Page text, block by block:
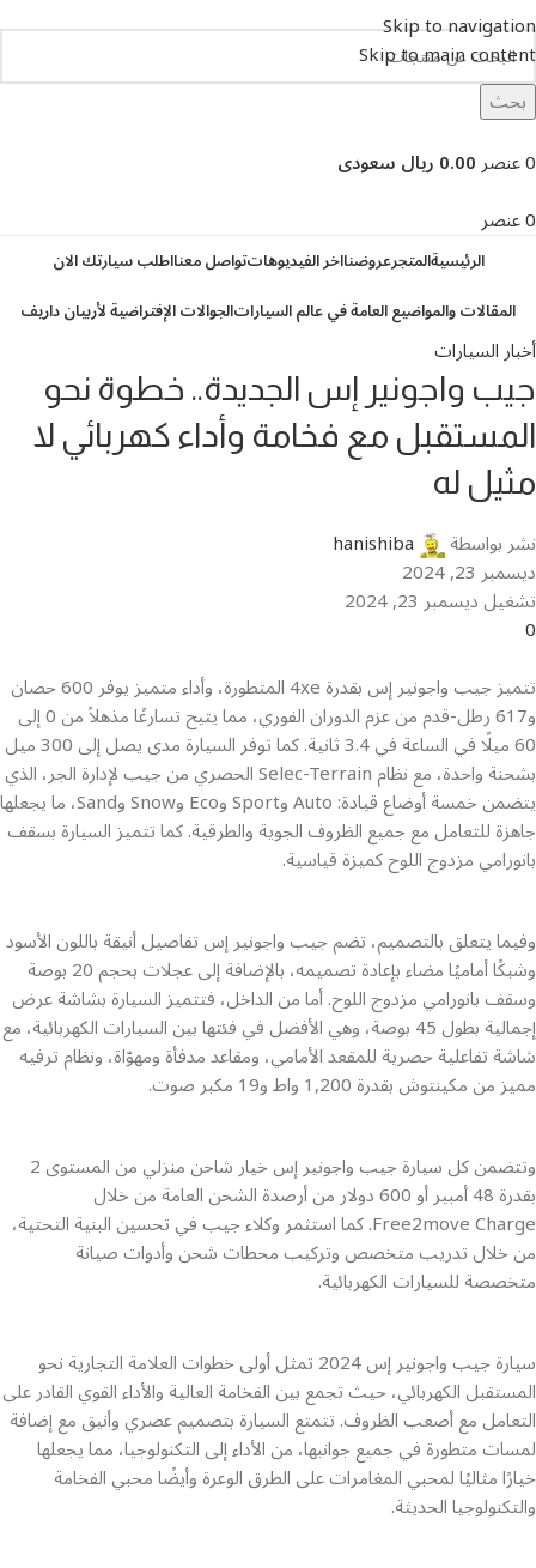
Skip to navigation
Skip to main content
بحث
0عنصر0.00 ريال سعودى
0عنصر
الرئيسيةالمتجرعروضنااخر الفيديوهاتتواصل معنااطلب سيارتك الان
المقالات والمواضيع العامة في عالم السياراتالجوالات الإفتراضية لأربيان داريف
أخبار السيارات
جيب واجونير إس الجديدة.. خطوة نحو
المستقبل مع فخامة وأداء كهربائي لا
مثيل له
نشر بواسطة hanishiba
ديسمبر 23, 2024
تشغيل ديسمبر 23, 2024
0
تتميز جيب واجونير إس بقدرة 4xe المتطورة، وأداء متميز يوفر 600 حصان
و617 رطل-قدم من عزم الدوران الفوري، مما يتيح تسارعًا مذهلاً من 0 إلى
60 ميلًا في الساعة في 3.4 ثانية. كما توفر السيارة مدى يصل إلى 300 ميل
بشحنة واحدة، مع نظام Selec-Terrain الحصري من جيب لإدارة الجر، الذي
يتضمن خمسة أوضاع قيادة: Auto وSport وEco وSnow وSand، ما يجعلها
جاهزة للتعامل مع جميع الظروف الجوية والطرقية. كما تتميز السيارة بسقف
بانورامي مزدوج اللوح كميزة قياسية.
وفيما يتعلق بالتصميم، تضم جيب واجونير إس تفاصيل أنيقة باللون الأسود
وشبكًا أماميًا مضاء بإعادة تصميمه، بالإضافة إلى عجلات بحجم 20 بوصة
وسقف بانورامي مزدوج اللوح. أما من الداخل، فتتميز السيارة بشاشة عرض
إجمالية بطول 45 بوصة، وهي الأفضل في فئتها بين السيارات الكهربائية، مع
شاشة تفاعلية حصرية للمقعد الأمامي، ومقاعد مدفأة ومهوّاة، ونظام ترفيه
مميز من مكينتوش بقدرة 1,200 واط و19 مكبر صوت.
وتتضمن كل سيارة جيب واجونير إس خيار شاحن منزلي من المستوى 2
بقدرة 48 أمبير أو 600 دولار من أرصدة الشحن العامة من خلال
Free2move Charge. كما استثمر وكلاء جيب في تحسين البنية التحتية،
من خلال تدريب متخصص وتركيب محطات شحن وأدوات صيانة
متخصصة للسيارات الكهربائية.
سيارة جيب واجونير إس 2024 تمثل أولى خطوات العلامة التجارية نحو
المستقبل الكهربائي، حيث تجمع بين الفخامة العالية والأداء القوي القادر على
التعامل مع أصعب الظروف. تتمتع السيارة بتصميم عصري وأنيق مع إضافة
لمسات متطورة في جميع جوانبها، من الأداء إلى التكنولوجيا، مما يجعلها
خيارًا مثاليًا لمحبي المغامرات على الطرق الوعرة وأيضًا محبي الفخامة
والتكنولوجيا الحديثة.